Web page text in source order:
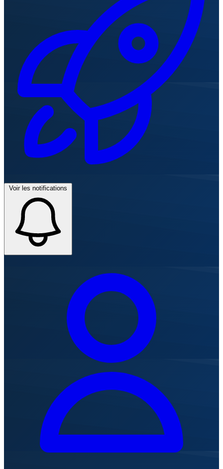
Voir les notifications